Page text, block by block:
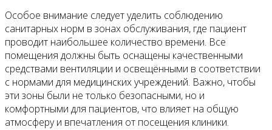
Особое внимание следует уделить соблюдению
санитарных норм в зонах обслуживания, где пациент
проводит наибольшее количество времени. Все
помещения должны быть оснащены качественными
средствами вентиляции и освещёнными в соответствии
с нормами для медицинских учреждений. Важно, чтобы
эти зоны были не только безопасными, но и
комфортными для пациентов, что влияет на общую
атмосферу и впечатления от посещения клиники.